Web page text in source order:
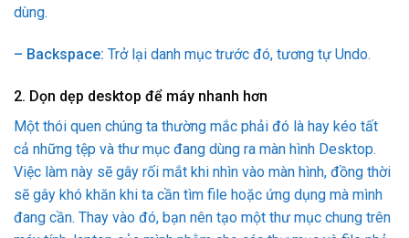
dùng.
– Backspace: Trở lại danh mục trước đó, tương tự Undo.
2. Dọn dẹp desktop để máy nhanh hơn
Một thói quen chúng ta thường mắc phải đó là hay kéo tất
cả những tệp và thư mục đang dùng ra màn hình Desktop.
Việc làm này sẽ gây rối mắt khi nhìn vào màn hình, đồng thời
sẽ gây khó khăn khi ta cần tìm file hoặc ứng dụng mà mình
đang cần. Thay vào đó, bạn nên tạo một thư mục chung trên